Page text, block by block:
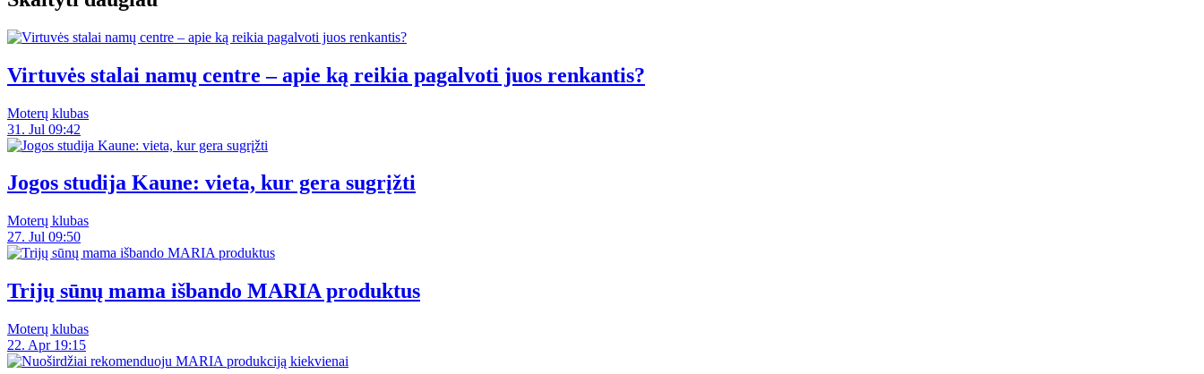
Virtuvės stalai namų centre – apie ką reikia pagalvoti juos renkantis?
Moterų klubas
31. Jul 09:42
Jogos studija Kaune: vieta, kur gera sugrįžti
Moterų klubas
27. Jul 09:50
Trijų sūnų mama išbando MARIA produktus
Moterų klubas
22. Apr 19:15